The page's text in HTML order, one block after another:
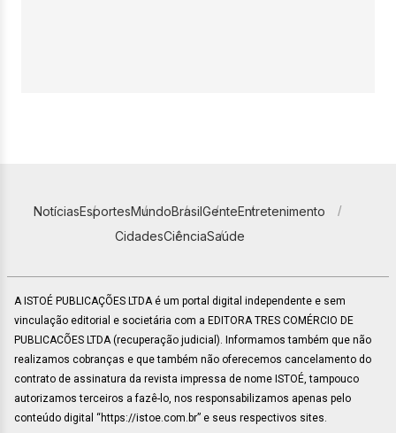
NotíciasEsportesMundoBrasilGenteEntretenimento
CidadesCiênciaSaúde
A ISTOÉ PUBLICAÇÕES LTDA é um portal digital independente e sem
vinculação editorial e societária com a EDITORA TRES COMÉRCIO DE
PUBLICACÕES LTDA (recuperação judicial). Informamos também que não
realizamos cobranças e que também não oferecemos cancelamento do
contrato de assinatura da revista impressa de nome ISTOÉ, tampouco
autorizamos terceiros a fazê-lo, nos responsabilizamos apenas pelo
conteúdo digital “https://istoe.com.br” e seus respectivos sites.